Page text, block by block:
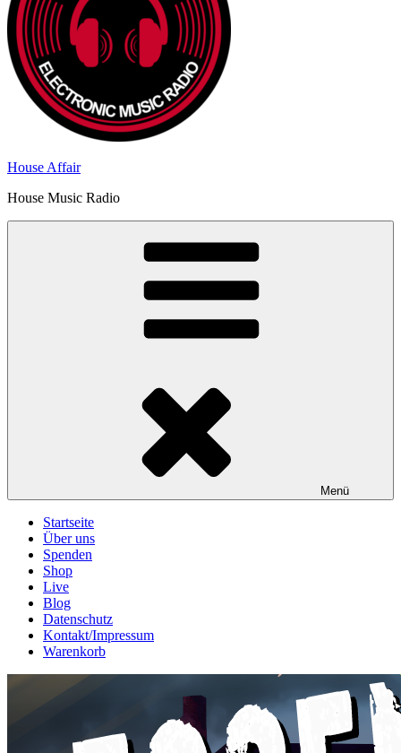
House Affair
House Music Radio
Menü
Startseite
Über uns
Spenden
Shop
Live
Blog
Datenschutz
Kontakt/Impressum
Warenkorb